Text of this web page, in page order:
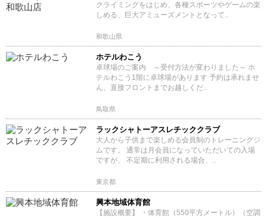
クライミングをはじめ、各種スポーツやゲームの楽
しめる、巨大アミューズメントとなって..
和歌山県
ホテルわこう
卓球場のご案内 ～受付方法が変わりました～ ホ
テルわこう1階に卓球場があります 予約は承れませ
ん、直接フロントまでお越しくだ..
鳥取県
ラックシャトーアスレチッククラブ
大人から子供まで楽しめる会員制のトレーニングジ
ムです。 通常は月会員になっていただいての入場
ですが、 不定期に利用される場合、..
東京都
興本地域体育館
【施設概要】 ・体育館（550平方メートル）（空調